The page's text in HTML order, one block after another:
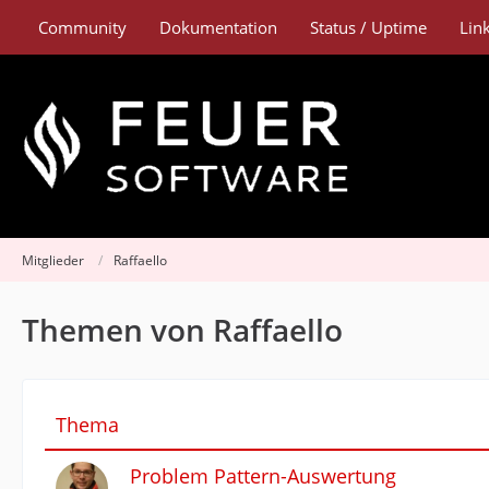
Community Dokumentation Status / Uptime
Mitglieder Raffaello
Themen von Raffaello
Thema
Problem Pattern-Auswertung